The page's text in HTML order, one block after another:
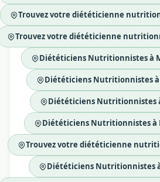
Trouvez votre diététicienne
Trouvez votre diététicienne
Diététiciens Nutritionnistes à
Diététiciens Nutritionnistes à
Diététiciens Nutritionnistes à
Diététiciens Nutritionnistes à
Trouvez votre diététicienne
Diététiciens Nutritionnistes à